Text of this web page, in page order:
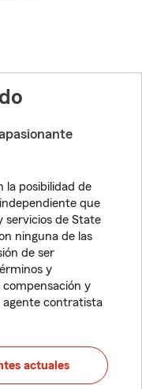
la posibilidad de
que
servicios de State
ninguna de las
de ser
y
compensación y
agente contratista
actuales